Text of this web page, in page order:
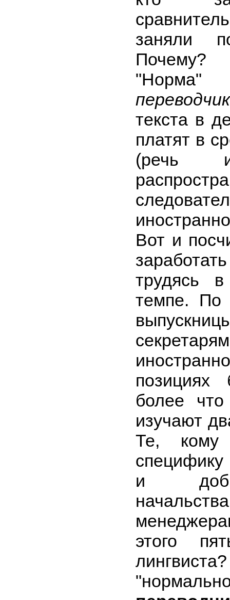
заняли
Почему?
текста в
платят в
(речь
Вот и
трудясь
темпе. По
более
изучают
Те, кому
и
этого